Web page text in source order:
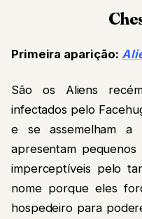
Primeira aparição:
São os Aliens
infectados pelo
e se assemelham a
apresentam
imperceptíveis pelo
nome porque eles
hospedeiro para